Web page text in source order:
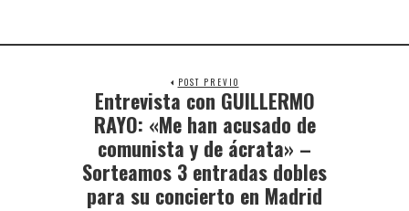
POST PREVIO
Entrevista con GUILLERMO
RAYO: «Me han acusado de
comunista y de ácrata» –
Sorteamos 3 entradas dobles
para su concierto en Madrid